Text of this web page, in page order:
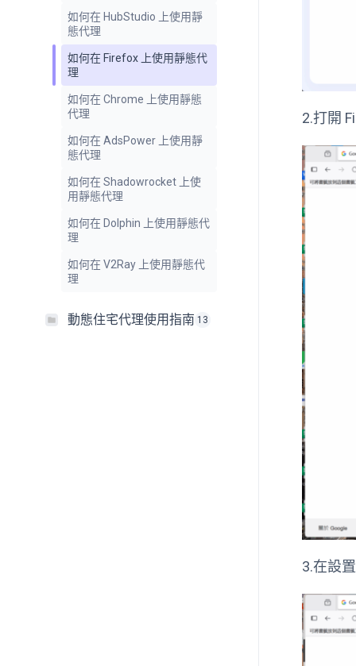
如何在 HubStudio 上使用靜
態代理
如何在 Firefox 上使用靜態代
理
如何在 Chrome 上使用靜態
代理
如何在 AdsPower 上使用靜
態代理
如何在 Shadowrocket 上使
用靜態代理
如何在 Dolphin 上使用靜態代
理
如何在 V2Ray 上使用靜態代
理
動態住宅代理使用指南 13
2.打開
3.在設